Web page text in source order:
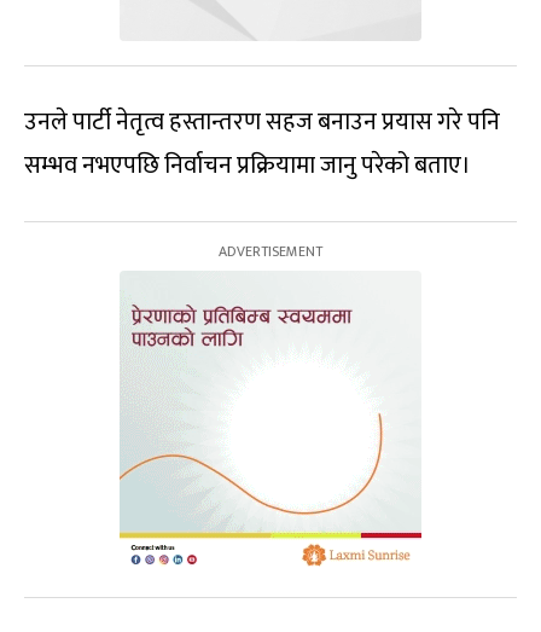
उनले पार्टी नेतृत्व हस्तान्तरण सहज बनाउन प्रयास गरे पनि
सम्भव नभएपछि निर्वाचन प्रक्रियामा जानु परेको बताए।